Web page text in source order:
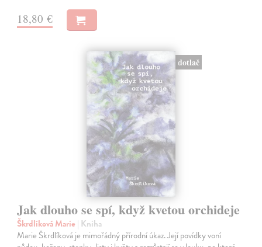
18,80 €
dotlač
Jak dlouho se spí, když kvetou orchideje
Škrdlíková Marie | Kniha
Marie Škrdlíková je mimořádný přírodní úkaz. Její povídky voní